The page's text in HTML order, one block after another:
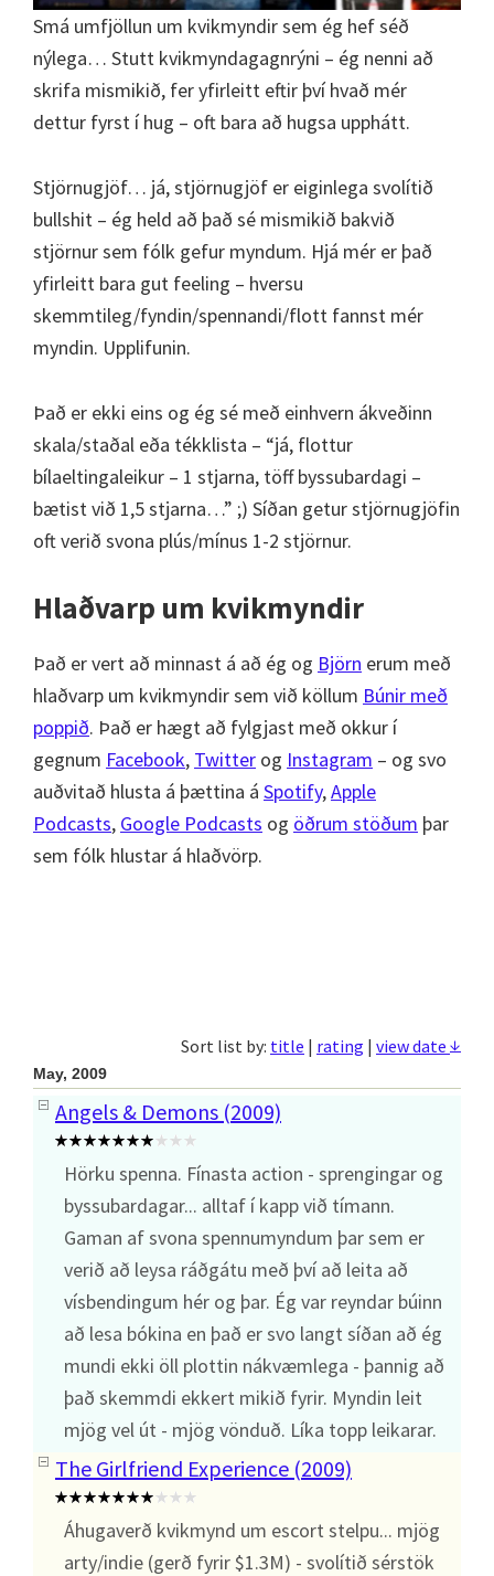
Smá umfjöllun um kvikmyndir sem ég hef séð
nýlega… Stutt kvikmyndagagnrýni – ég nenni að
skrifa mismikið, fer yfirleitt eftir því hvað mér
dettur fyrst í hug – oft bara að hugsa upphátt.
Stjörnugjöf… já, stjörnugjöf er eiginlega svolítið
bullshit – ég held að það sé mismikið bakvið
stjörnur sem fólk gefur myndum. Hjá mér er það
yfirleitt bara gut feeling – hversu
skemmtileg/fyndin/spennandi/flott fannst mér
myndin. Upplifunin.
Það er ekki eins og ég sé með einhvern ákveðinn
skala/staðal eða tékklista – “já, flottur
bílaeltingaleikur – 1 stjarna, töff byssubardagi –
bætist við 1,5 stjarna…” ;) Síðan getur stjörnugjöfin
oft verið svona plús/mínus 1-2 stjörnur.
Hlaðvarp um kvikmyndir
Það er vert að minnast á að ég og Björn erum með
hlaðvarp um kvikmyndir sem við köllum Búnir með
poppið. Það er hægt að fylgjast með okkur í
gegnum Facebook, Twitter og Instagram – og svo
auðvitað hlusta á þættina á Spotify,Apple
Podcasts, Google Podcasts og öðrum stöðum þar
sem fólk hlustar á hlaðvörp.
Sort list by: title | rating | view date ↓
May, 2009
Angels & Demons (2009)
Hörku spenna. Fínasta action - sprengingar og
byssubardagar... alltaf í kapp við tímann.
Gaman af svona spennumyndum þar sem er
verið að leysa ráðgátu með því að leita að
vísbendingum hér og þar. Ég var reyndar búinn
að lesa bókina en það er svo langt síðan að ég
mundi ekki öll plottin nákvæmlega - þannig að
það skemmdi ekkert mikið fyrir. Myndin leit
mjög vel út - mjög vönduð. Líka topp leikarar.
The Girlfriend Experience (2009)
Áhugaverð kvikmynd um escort stelpu... mjög
arty/indie (gerð fyrir $1.3M) - svolítið sérstök